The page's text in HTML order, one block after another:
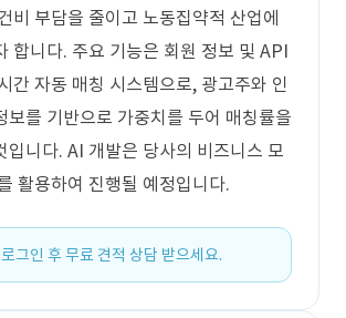
비 부담을 줄이고 노동집약적 산업에
합니다. 주요 기능은 회원 정보 및 API
간 자동 매칭 시스템으로, 광고주와 인
보를 기반으로 가중치를 두어 매칭률을
입니다. AI 개발은 당사의 비즈니스 모
활용하여 진행될 예정입니다.
로그인 후 무료 견적 상담 받으세요.